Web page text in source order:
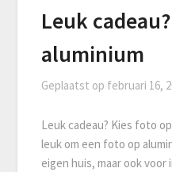
Leuk
aluminium
Geplaatst op februari 16,
Leuk cadeau? Kies foto
leuk om een foto op
eigen huis, maar ook voor